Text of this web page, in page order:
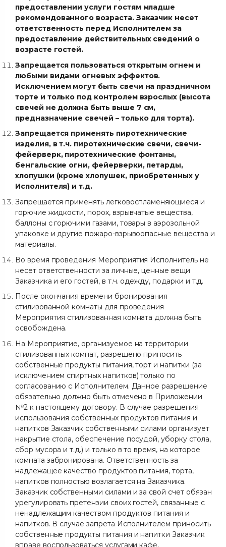
предоставлении услуги гостям младше
рекомендованного возраста. Заказчик несет
ответственность перед Исполнителем за
предоставление действительных сведений о
возрасте гостей.
Запрещается пользоваться открытым огнем и
любыми видами огневых эффектов.
Исключением могут быть свечи на праздничном
торте и только под контролем взрослых (высота
свечей не должна быть выше 7 см,
предназначение свечей – только для торта).
Запрещается применять пиротехнические
изделия, в т.ч. пиротехнические свечи, свечи-
фейерверк, пиротехнические фонтаны,
бенгальские огни, фейерверки, петарды,
хлопушки (кроме хлопушек, приобретенных у
Исполнителя) и т.д.
Запрещается применять легковоспламеняющиеся и
горючие жидкости, порох, взрывчатые вещества,
баллоны с горючими газами, товары в аэрозольной
упаковке и другие пожаро-взрывоопасные вещества и
материалы.
Во время проведения Мероприятия Исполнитель не
несет ответственности за личные, ценные вещи
Заказчика и его гостей, в т.ч. одежду, подарки и т.д.
После окончания времени бронирования
стилизованной комнаты для проведения
Мероприятия стилизованная комната должна быть
освобождена.
На Мероприятие, организуемое на территории
стилизованных комнат, разрешено приносить
собственные продукты питания, торт и напитки (за
исключением спиртных напитков) только по
согласованию с Исполнителем. Данное разрешение
обязательно должно быть отмечено в Приложении
№2 к настоящему договору. В случае разрешения
использования собственных продуктов питания и
напитков Заказчик собственными силами организует
накрытие стола, обеспечение посудой, уборку стола,
сбор мусора и т.д.) и только в то время, на которое
комната забронирована. Ответственность за
надлежащее качество продуктов питания, торта,
напитков полностью возлагается на Заказчика.
Заказчик собственными силами и за свой счет обязан
урегулировать претензии своих гостей, связанные с
ненадлежащим качеством продуктов питания и
напитков. В случае запрета Исполнителем приносить
собственные продукты питания и напитки Заказчик
вправе воспользоваться услугами кафе,